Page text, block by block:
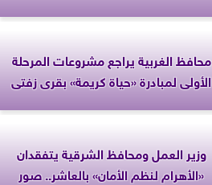
محافظ الغربية يراجع مشروعات المرحلة
الأولى لمبادرة «حياة كريمة» بقرى زفتى
وزير العمل ومحافظ الشرقية يتفقدان
«الأهرام لنظم الأمان» بالعاشر.. صور